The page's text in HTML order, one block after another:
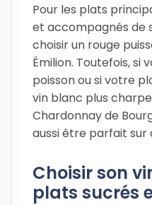
Pour les plats
et accompagnés de
choisir un rouge
Émilion. Toutefois, si
poisson ou si votre
vin blanc plus
Chardonnay de
aussi être parfait sur
Choisir son
plats sucrés